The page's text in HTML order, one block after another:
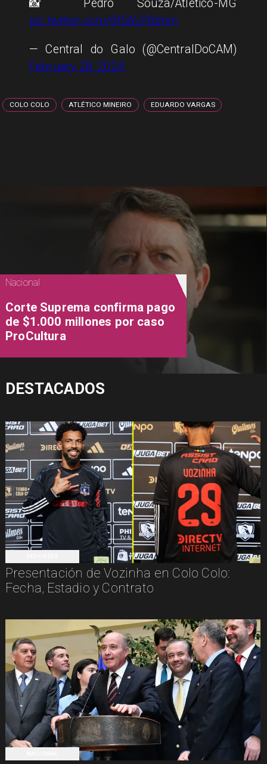
📸 Pedro Souza/Atlético-MG
pic.twitter.com/0t5ALPbbhm
— Central do Galo (@CentralDoCAM)
February 28, 2024
COLO COLO ATLÉTICO MINEIRO EDUARDO VARGAS
Presentación de Vozinha en Colo Colo:
Fecha, Estadio y Contrato
Nacional
Corte Suprema confirma pago
de $1.000 millones por caso
ProCultura
DESTACADOS